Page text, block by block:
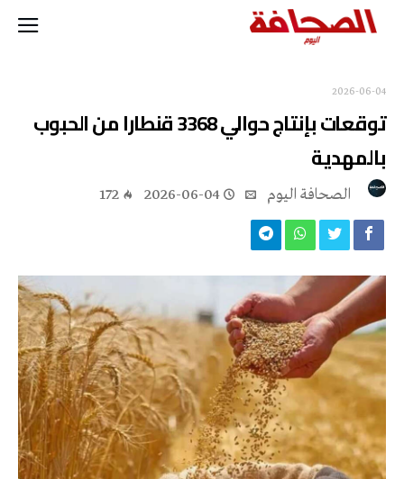
2026-06-04
توقعات بإنتاج حوالي 3368 قنطارا من الحبوب
بالمهدية
2026-06-04
172